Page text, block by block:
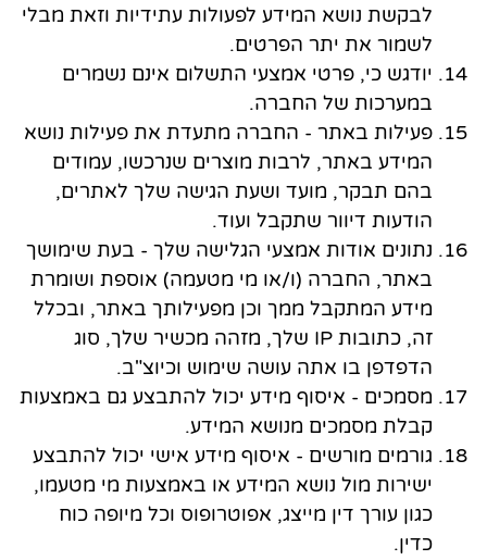
לבקשת נושא המידע לפעולות עתידיות וזאת מבלי
לשמור את יתר הפרטים.
יודגש כי, פרטי אמצעי התשלום אינם נשמרים
במערכות של החברה.
פעילות באתר - החברה מתעדת את פעילות נושא
המידע באתר, לרבות מוצרים שנרכשו, עמודים
בהם תבקר, מועד ושעת הגישה שלך לאתרים,
הודעות דיוור שתקבל ועוד.
נתונים אודות אמצעי הגלישה שלך - בעת שימושך
באתר, החברה (ו/או מי מטעמה) אוספת ושומרת
מידע המתקבל ממך וכן מפעילותך באתר, ובכלל
זה, כתובות IP שלך, מזהה מכשיר שלך, סוג
הדפדפן בו אתה עושה שימוש וכיוצ"ב.
מסמכים - איסוף מידע יכול להתבצע גם באמצעות
קבלת מסמכים מנושא המידע.
גורמים מורשים - איסוף מידע אישי יכול להתבצע
ישירות מול נושא המידע או באמצעות מי מטעמו,
כגון עורך דין מייצג, אפוטרופוס וכל מיופה כוח
כדין.